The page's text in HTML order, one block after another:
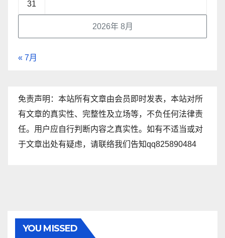
2026年 8月
31
« 7月
免责声明：本站所有文章由会员即时发表，本站对所
有文章的真实性、完整性及立场等，不负任何法律责
任。用户应自行判断内容之真实性。如有不适当或对
于文章出处有疑虑，请联络我们告知qq825890484
YOU MISSED